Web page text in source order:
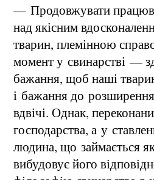
— Продовжувати
над якісним
тварин, племінною
момент у свинарстві —
бажання, щоб наші
і бажання до
вдвічі. Однак,
господарства, а у
людина, що займається
вибудовує його